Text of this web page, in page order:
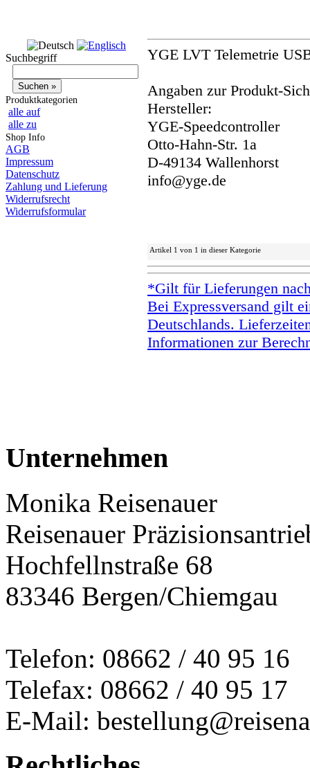
Suchbegriff
Produktkategorien
alle auf
alle zu
Shop Info
AGB
Impressum
Datenschutz
Zahlung und Lieferung
Widerrufsrecht
Widerrufsformular
YGE LVT Telemetrie
Angaben zur Produkt-
Hersteller:
YGE-Speedcontroller
Otto-Hahn-Str. 1a
D-49134 Wallenhorst
info@yge.de
Artikel 1 von 1 in dieser Kategorie
*Gilt für Lieferungen
Bei Expressversand gilt
Deutschlands.
Informationen zur
Unternehmen
Monika Reisenauer
Reisenauer
Hochfellnstraße 68
83346 Bergen/Chiemgau
Telefon: 08662 / 40 95 16
Telefax: 08662 / 40 95 17
E-Mail: